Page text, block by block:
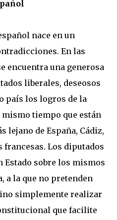
nace en un
En las
encuentra una generosa
liberales, deseosos
país los logros de la
tiempo que están
lejano de España, Cádiz,
francesas. Los diputados
sobre los mismos
a la que no pretenden
simplemente realizar
que facilite